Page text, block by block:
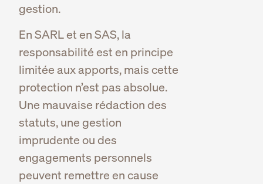
gestion.
En SARL et en SAS, la
responsabilité est en principe
limitée aux apports, mais cette
protection n’est pas absolue.
Une mauvaise rédaction des
statuts, une gestion
imprudente ou des
engagements personnels
peuvent remettre en cause